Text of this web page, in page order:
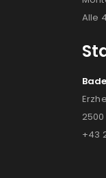
Alle
+43